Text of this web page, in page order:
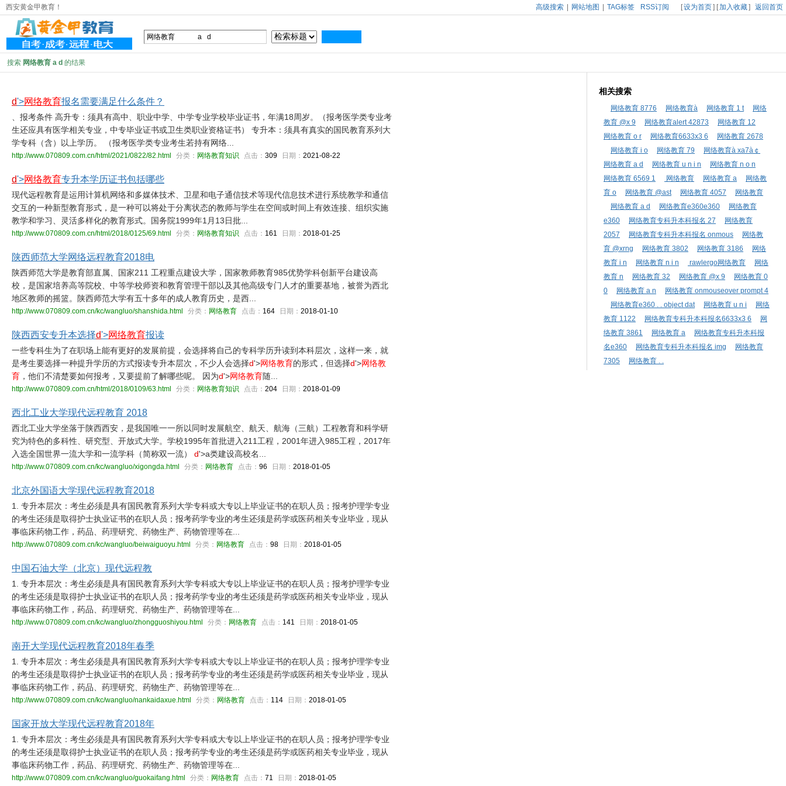
西安黄金甲教育！ 高级搜索 网站地图 TAG标签 RSS订阅 [设为首页] [加入收藏] 返回首页
搜索 网络教育 a d 的结果
相关搜索
网络教育 8776 网络教育à 网络教育 1 t
网络
教育 @x 9
网络教育alert 42873
网络教育 12
网络教育 o r
网络教育6633x3 6
网络教育 2678
网络教育 i o
网络教育 79
网络教育à xa7à￠
网络教育 a d
网络教育 u n i n
网络教育 n o n
网络教育 6569 1
网络教育 网络教育 a
网络教
育 o
网络教育 @ast 网络教育 4057
网络教育
网络教育 a d
网络教育e360e360
网络教育
e360
网络教育专科升本科报名 27
网络教育
2057
网络教育专科升本科报名 onmous
网络教
育 @xrng
网络教育 3802 网络教育 3186
网络
教育 i n
网络教育 n i n rawlergo网络教育
网络
教育 n
网络教育 32 网络教育 @x 9
网络教育 0
0
网络教育 a n
网络教育 onmouseover prompt 4
网络教育e360 . . object dat
网络教育 u n i
网络
教育 1122
网络教育专科升本科报名6633x3 6
网
络教育 3861
网络教育 a
网络教育专科升本科报
名e360
网络教育专科升本科报名 img
网络教育
7305
网络教育 . .
d'>网络教育报名需要满足什么条件？
、报考条件 高升专：须具有高中、职业中学、中学专业学校毕业证书，年满18周岁。（报考医学类专业考
生还应具有医学相关专业，中专毕业证书或卫生类职业资格证书） 专升本：须具有真实的国民教育系列大
学专科（含）以上学历。 （报考医学类专业考生若持有网络...
http://www.070809.com.cn/html/2021/0822/82.html 分类： 网络教育知识 点击： 309 日期： 2021-08-22
d'>网络教育专升本学历证书包括哪些
现代远程教育是运用计算机网络和多媒体技术、卫星和电子通信技术等现代信息技术进行系统教学和通信
交互的一种新型教育形式，是一种可以将处于分离状态的教师与学生在空间或时间上有效连接、组织实施
教学和学习、灵活多样化的教育形式。国务院1999年1月13日批...
http://www.070809.com.cn/html/2018/0125/69.html 分类： 网络教育知识 点击： 161 日期： 2018-01-25
陕西师范大学网络远程教育2018电
陕西师范大学是教育部直属、国家211 工程重点建设大学，国家教师教育985优势学科创新平台建设高
校，是国家培养高等院校、中等学校师资和教育管理干部以及其他高级专门人才的重要基地，被誉为西北
地区教师的摇篮。陕西师范大学有五十多年的成人教育历史，是西...
http://www.070809.com.cn/kc/wangluo/shanshida.html 分类： 网络教育 点击： 164 日期： 2018-01-10
陕西西安专升本选择d'>网络教育报读
一些专科生为了在职场上能有更好的发展前提，会选择将自己的专科学历升读到本科层次，这样一来，就
是考生要选择一种提升学历的方式报读专升本层次，不少人会选择d'>网络教育的形式，但选择d'>网络教
育 ，他们不清楚要如何报考，又要提前了解哪些呢。 因为d'>网络教育随...
http://www.070809.com.cn/html/2018/0109/63.html 分类： 网络教育知识 点击： 204 日期： 2018-01-09
西北工业大学现代远程教育 2018
西北工业大学坐落于陕西西安，是我国唯一一所以同时发展航空、航天、航海（三航）工程教育和科学研
究为特色的多科性、研究型、开放式大学。学校1995年首批进入211工程，2001年进入985工程，2017年
入选全国世界一流大学和一流学科（简称双一流） d'>a类建设高校名...
http://www.070809.com.cn/kc/wangluo/xigongda.html 分类： 网络教育 点击： 96 日期： 2018-01-05
北京外国语大学现代远程教育2018
1. 专升本层次：考生必须是具有国民教育系列大学专科或大专以上毕业证书的在职人员；报考护理学专业
的考生还须是取得护士执业证书的在职人员；报考药学专业的考生还须是药学或医药相关专业毕业，现从
事临床药物工作，药品、药理研究、药物生产、药物管理等在...
http://www.070809.com.cn/kc/wangluo/beiwaiguoyu.html 分类： 网络教育 点击： 98 日期： 2018-01-05
中国石油大学（北京）现代远程教
1. 专升本层次：考生必须是具有国民教育系列大学专科或大专以上毕业证书的在职人员；报考护理学专业
的考生还须是取得护士执业证书的在职人员；报考药学专业的考生还须是药学或医药相关专业毕业，现从
事临床药物工作，药品、药理研究、药物生产、药物管理等在...
http://www.070809.com.cn/kc/wangluo/zhongguoshiyou.html 分类： 网络教育 点击： 141 日期： 2018-01-05
南开大学现代远程教育2018年春季
1. 专升本层次：考生必须是具有国民教育系列大学专科或大专以上毕业证书的在职人员；报考护理学专业
的考生还须是取得护士执业证书的在职人员；报考药学专业的考生还须是药学或医药相关专业毕业，现从
事临床药物工作，药品、药理研究、药物生产、药物管理等在...
http://www.070809.com.cn/kc/wangluo/nankaidaxue.html 分类： 网络教育 点击： 114 日期： 2018-01-05
国家开放大学现代远程教育2018年
1. 专升本层次：考生必须是具有国民教育系列大学专科或大专以上毕业证书的在职人员；报考护理学专业
的考生还须是取得护士执业证书的在职人员；报考药学专业的考生还须是药学或医药相关专业毕业，现从
事临床药物工作，药品、药理研究、药物生产、药物管理等在...
http://www.070809.com.cn/kc/wangluo/guokaifang.html 分类： 网络教育 点击： 71 日期： 2018-01-05